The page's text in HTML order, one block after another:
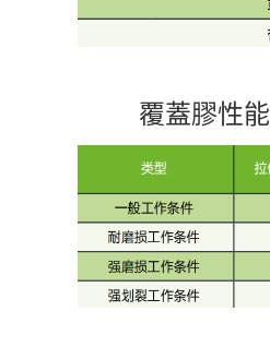
覆蓋膠性能